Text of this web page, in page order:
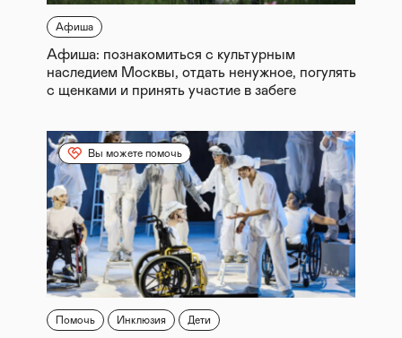
Афиша
Афиша: познакомиться с культурным
наследием Москвы, отдать ненужное, погулять
с щенками и принять участие в забеге
Вы можете помочь
Помочь Инклюзия Дети